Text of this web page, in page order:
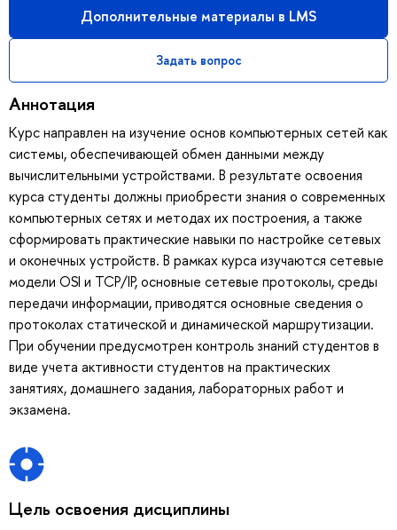
Дополнительные материалы в LMS
Задать вопрос
Аннотация
Курс направлен на изучение основ компьютерных сетей как
системы, обеспечивающей обмен данными между
вычислительными устройствами. В результате освоения
курса студенты должны приобрести знания о современных
компьютерных сетях и методах их построения, а также
сформировать практические навыки по настройке сетевых
и оконечных устройств. В рамках курса изучаются сетевые
модели OSI и TCP/IP, основные сетевые протоколы, среды
передачи информации, приводятся основные сведения о
протоколах статической и динамической маршрутизации.
При обучении предусмотрен контроль знаний студентов в
виде учета активности студентов на практических
занятиях, домашнего задания, лабораторных работ и
экзамена.
Цель освоения дисциплины